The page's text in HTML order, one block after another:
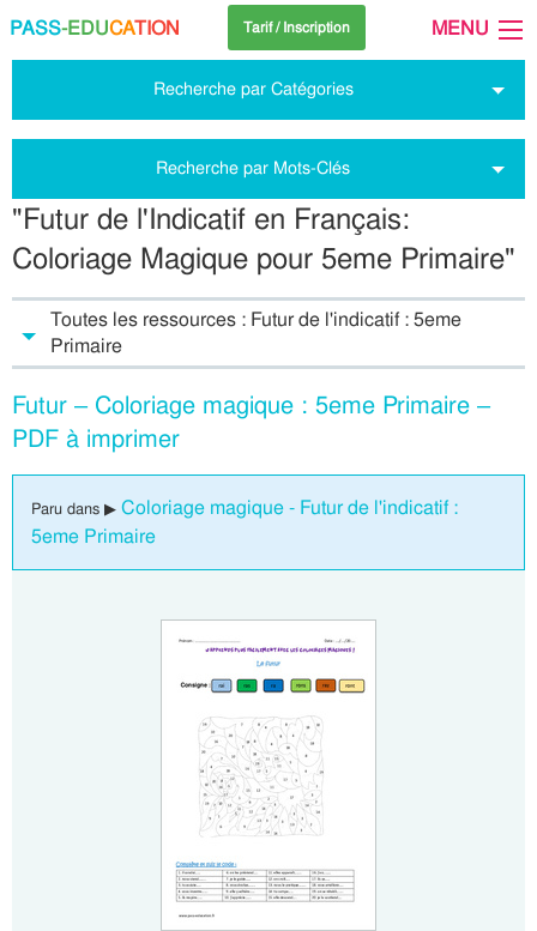
PASS-EDUCATION Tarif / Inscription MENU
Recherche par Catégories
Recherche par Mots-Clés
"Futur de l'Indicatif en Français:
Coloriage Magique pour 5eme Primaire"
Toutes les ressources : Futur de l'indicatif : 5eme
Primaire
Futur – Coloriage magique : 5eme Primaire –
PDF à imprimer
Paru dans ▶ Coloriage magique - Futur de l'indicatif :
5eme Primaire